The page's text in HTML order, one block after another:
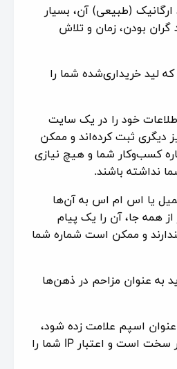
ارگانیک (طبیعی) آن، بسیار
بودن، زمان و تلاش
لید خریداری‌شده شما را
خود را در یک سایت
دیگری ثبت کرده‌اند و ممکن
کسب‌وکار شما و هیچ نیازی
نداشته باشند.
یا اس ام اس به آن‌ها
همه جا، آن را یک پیام
و ممکن است شماره شما
به عنوان مزاحم در ذهن‌ها
اسپم علامت زده شود،
خارج شدن از آن بسیار سخت است و اعتبار IP شما را